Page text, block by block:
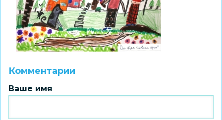
Комментарии
Ваше имя